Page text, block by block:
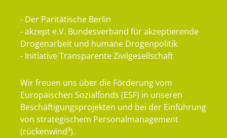
- Der Paritätische Berlin
- akzept e.V. Bundesverband für akzeptierende
Drogenarbeit und humane Drogenpolitik
- Initiative Transparente Zivilgesellschaft
Wir freuen uns über die Förderung vom
Europäischen Sozialfonds (ESF) in unseren
Beschäftigungsprojekten und bei der Einführung
von strategischem Personalmanagement
(rückenwind³).